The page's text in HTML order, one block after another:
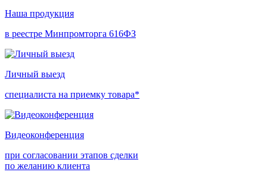
Наша продукция
в реестре Минпромторга 616ФЗ
Личный выезд
специалиста на приемку товара*
Видеоконференция
при согласовании этапов сделки
по желанию клиента